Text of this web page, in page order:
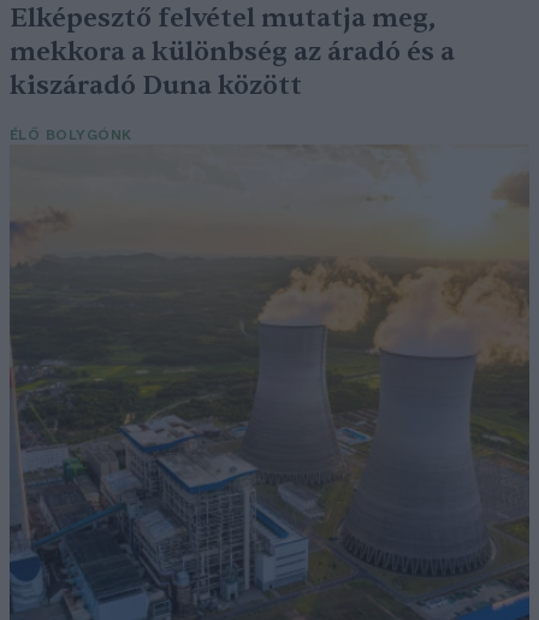
Elképesztő felvétel mutatja meg,
mekkora a különbség az áradó és a
kiszáradó Duna között
ÉLŐ BOLYGÓNK